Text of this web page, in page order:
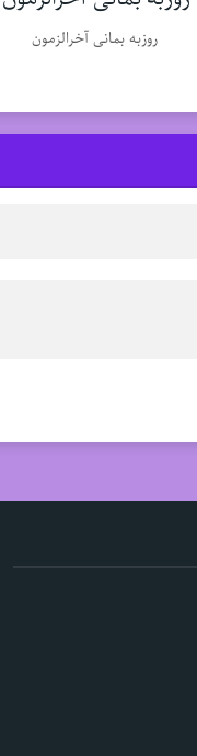
روزبه بمانی آخرالزمون